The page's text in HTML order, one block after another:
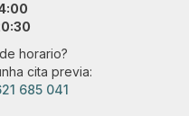
horario?
cita previa:
685 041